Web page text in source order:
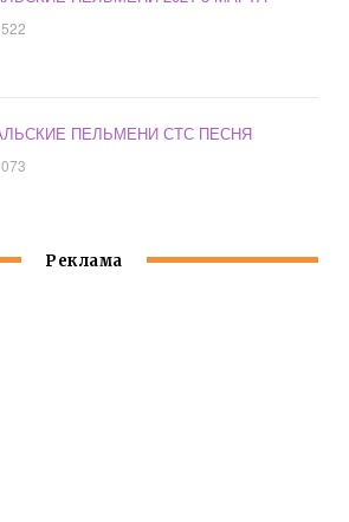
ПЕЛЬМЕНИ СТС ПЕСНЯ
Реклама